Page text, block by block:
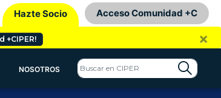
Hazte Socio Acceso Comunidad +C
+CIPER! ×
NOSOTROS